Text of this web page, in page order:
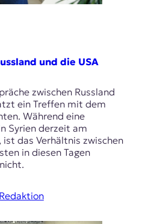
und die USA
zwischen Russland
ein Treffen mit dem
Während eine
Syrien derzeit am
ist das Verhältnis zwischen
in diesen Tagen